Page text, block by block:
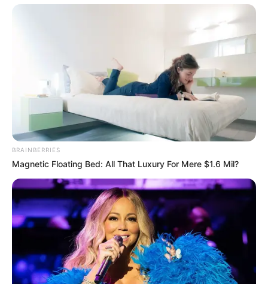
Renán Fontalvo Donado
Marzo 5, 2024
COMPARTIR
UNIRSE AL CANAL DE WHATSAPP
Comerciantes y prestadores de servicios turísticos
ubicados en el sector deEl Rodadero, al sur de
Marta, están preocupados y a punto de cerrar sus
establecimientos, por el costo de las facturas de energía
eléctrica.
Según lo manifestado por una de las afectadas, el cobro
BRAINBERRIES
Magnetic Floating Bed: All That Luxury For Mere $1.6 Mil?